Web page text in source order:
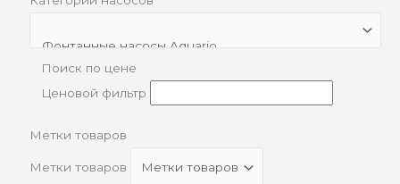
Поиск по цене
Ценовой фильтр
Метки товаров
Метки товаров